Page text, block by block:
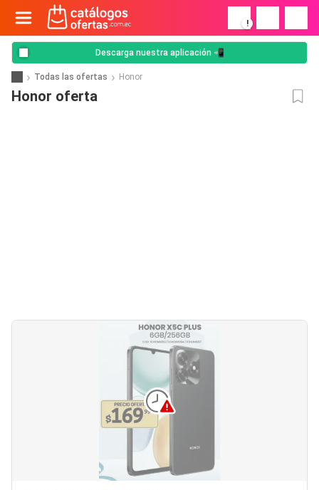
!
Descarga nuestra aplicación 📲
Todas las ofertas Honor
Honor oferta